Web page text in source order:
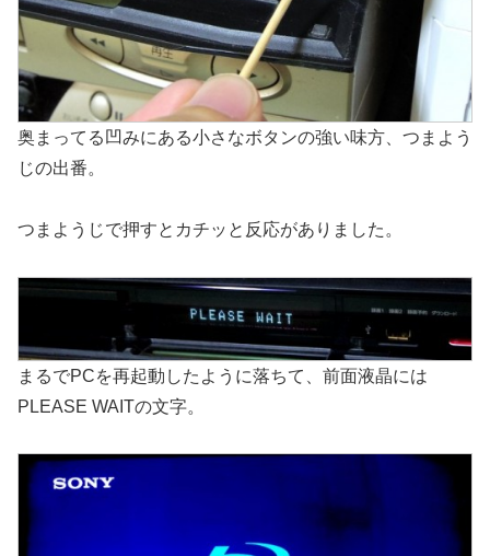
奥まってる凹みにある小さなボタンの強い味方、つまよう
じの出番。
つまようじで押すとカチッと反応がありました。
まるでPCを再起動したように落ちて、前面液晶には
PLEASE WAITの文字。